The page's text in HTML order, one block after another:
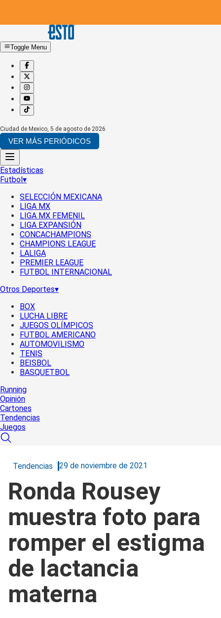
Toggle Menu
Ciudad de Mexico, 5 de agosto de 2026
VER MÁS PERIÓDICOS
Estadísticas
Futbol▾
SELECCIÓN MEXICANA
LIGA MX
LIGA MX FEMENIL
LIGA EXPANSIÓN
CONCACHAMPIONS
CHAMPIONS LEAGUE
LALIGA
PREMIER LEAGUE
FUTBOL INTERNACIONAL
Otros Deportes▾
BOX
LUCHA LIBRE
JUEGOS OLÍMPICOS
FUTBOL AMERICANO
AUTOMOVILISMO
TENIS
BEISBOL
BASQUETBOL
Running
Opinión
Cartones
Tendencias
Juegos
Tendencias 29 de noviembre de 2021
Ronda Rousey
muestra foto para
romper el estigma
de lactancia
materna